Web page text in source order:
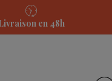
en 48h